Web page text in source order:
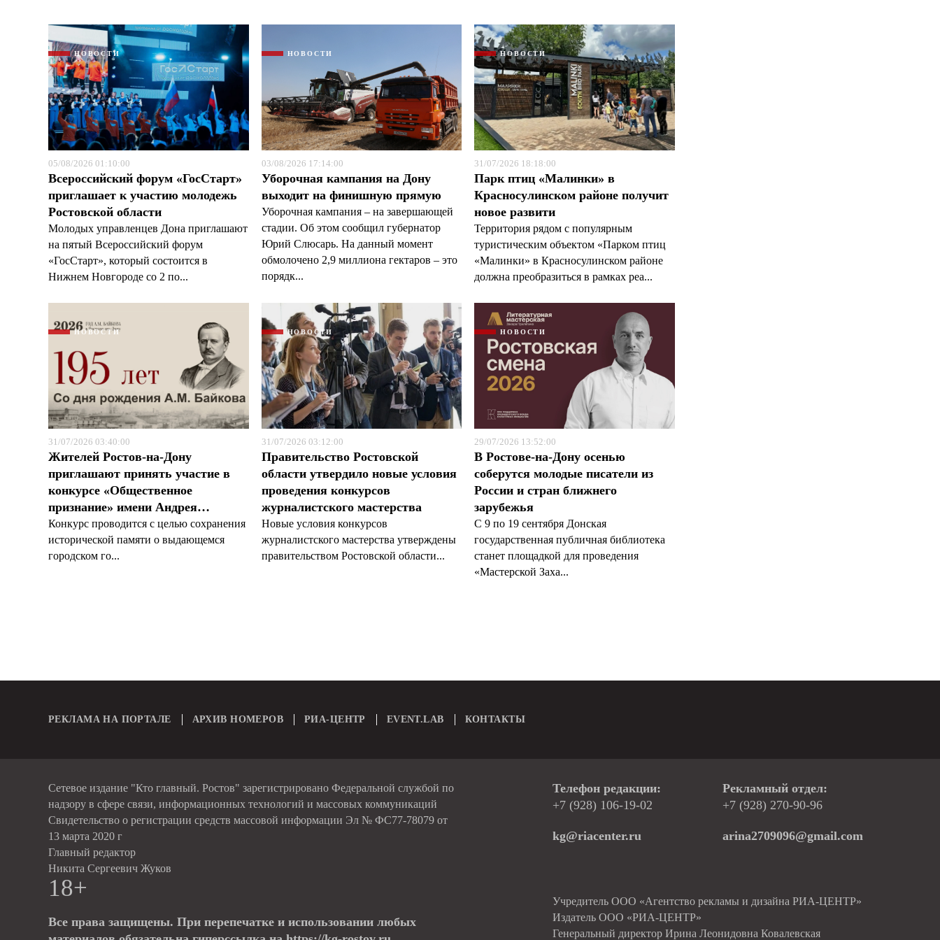
НОВОСТИ
05/08/2026 01:10:00
Всероссийский форум «ГосСтарт»
приглашает к участию молодежь
Ростовской области
Молодых управленцев Дона приглашают
на пятый Всероссийский форум
«ГосСтарт», который состоится в
Нижнем Новгороде со 2 по...
НОВОСТИ
03/08/2026 17:14:00
Уборочная кампания на Дону
выходит на финишную прямую
Уборочная кампания – на завершающей
стадии. Об этом сообщил губернатор
Юрий Слюсарь. На данный момент
обмолочено 2,9 миллиона гектаров – это
порядк...
НОВОСТИ
31/07/2026 18:18:00
Парк птиц «Малинки» в
Красносулинском районе получит
новое развити
Территория рядом с популярным
туристическим объектом «Парком птиц
«Малинки» в Красносулинском районе
должна преобразиться в рамках реа...
НОВОСТИ
31/07/2026 03:40:00
Жителей Ростов-на-Дону
приглашают принять участие в
конкурсе «Общественное
признание» имени Андрея…
Конкурс проводится с целью сохранения
исторической памяти о выдающемся
городском го...
НОВОСТИ
31/07/2026 03:12:00
Правительство Ростовской
области утвердило новые условия
проведения конкурсов
журналистского мастерства
Новые условия конкурсов
журналистского мастерства утверждены
правительством Ростовской области...
НОВОСТИ
29/07/2026 13:52:00
В Ростове-на-Дону осенью
соберутся молодые писатели из
России и стран ближнего
зарубежья
С 9 по 19 сентября Донская
государственная публичная библиотека
станет площадкой для проведения
«Мастерской Заха...
РЕКЛАМА НА ПОРТАЛЕ АРХИВ НОМЕРОВ РИА-ЦЕНТР EVENT.LAB КОНТАКТЫ
Сетевое издание "Кто главный. Ростов" зарегистрировано Федеральной службой по
надзору в сфере связи, информационных технологий и массовых коммуникаций
Свидетельство о регистрации средств массовой информации Эл № ФС77-78079 от
13 марта 2020 г
Главный редактор
Никита Сергеевич Жуков
18+
Все права защищены. При перепечатке и использовании любых
Телефон редакции:
+7 (928) 106-19-02
kg@riacenter.ru
Рекламный отдел:
+7 (928) 270-90-96
arina2709096@gmail.com
Учредитель ООО «Агентство рекламы и дизайна РИА-ЦЕНТР»
Издатель ООО «РИА-ЦЕНТР»
Генеральный директор Ирина Леонидовна Ковалевская